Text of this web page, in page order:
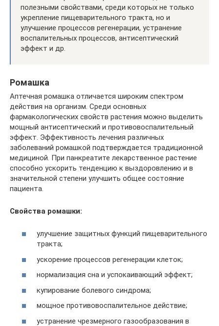
полезными свойствами, среди которых не только
укрепление пищеварительного тракта, но и
улучшение процессов регенерации, устранение
воспалительных процессов, антисептический
эффект и др.
Ромашка
Аптечная ромашка отличается широким спектром
действия на организм. Среди основных
фармакологических свойств растения можно выделить
мощный антисептический и противовоспалительный
эффект. Эффективность лечения различных
заболеваний ромашкой подтверждается традиционной
медициной. При панкреатите лекарственное растение
способно ускорить тенденцию к выздоровлению и в
значительной степени улучшить общее состояние
пациента.
Свойства ромашки:
улучшение защитных функций пищеварительного
тракта;
ускорение процессов регенерации клеток;
нормализация сна и успокаивающий эффект;
купирование болевого синдрома;
мощное противовоспалительное действие;
устранение чрезмерного газообразования в